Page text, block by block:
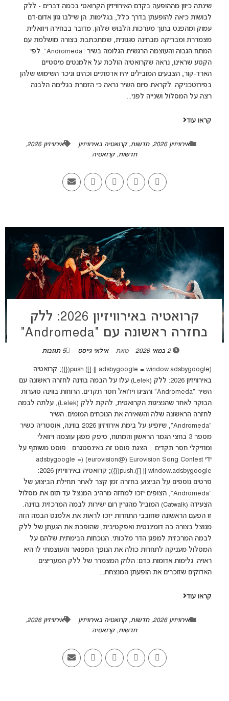
שינתה כיוון מההופעה בקדם האירוויזיון הקרואטי בכמה דברים - ללק
לבושות כיאה להופעתן בדרך כלל, בגלימות. הן שילבו גוון אדום-דם
עמוק ומהפנט בתוך מערכות הלבוש שלהן. מדובר בבחירה ויזואלית
מצמררת ומבריקה מבחינה סגנונית, שמתכתבת בצורה מושלמת עם
המתח הגבוה והעוצמה הרגשית הגלומה בשיר "Andromeda". לפי
הקטע שראינו, נראה שקרואטיה הולכת על אלמנטים מיסטיים
הארד-קור, הצבעים המובילים יהיו אדמתיים וכהים וניכר השימוש שלהן
בפירוטכניקה. לקראת סיום השיר נראה כי הזמרת בגלימה הלבנה
רצה על המסלול ושנייה לפני...
קראו עוד
אירוויזיון 2026 ,חדשות,קרואטיה באירוויזיון אירוויזיון 2026
,
חדשות,קרואטיה
קרואטיה באירוויזיון 2026: ללק
בחזרה ראשונה עם “Andromeda”
2 במאי 2026 מאת אילאי גייסט 5 תגובות
(adsbygoogle = window.adsbygoogle || []).push({}); קרואטיה
באירוויזיון 2026: ללק (Lelek) עלו על הבמה בווינה לחזרה ראשונה עם
השיר "Andromeda" והציגו ויז'ואל חסר תקדים. הרוחות בווינה סוערות
הבוקר לאחר שהנציגות הקרואטית, להקת ללק (Lelek), עלתה לבמה
לחזרה הראשונה שלה והשאירה את הנוכחים המומים. השיר
"Andromeda", שיופיע על בימת אירוויזיון 2026 בווינה, אוסטריה כשיר
מספר 3 בחצי הגמר הראשון והמתוח, סיפק מפגן עוצמה ויזואלי
ומוזיקלי חסר תקדים. הצגת פוסט זה באינסטגרם ‏‎פוסט משותף על
ידי ‏‎Eurovision Song Contest‎‏ (@‏‎eurovision‎‏)‎‏ (adsbygoogle =
window.adsbygoogle || []).push({}); קרואטיה באירוויזיון 2026:
פרטים נוספים על הביצוע בחזרה זמן קצר לאחר תחילת הביצוע של
"Andromeda", הצופים יזכו למחזה מרהיב המנצל עד תום את מסלול
הצעידה (Catwalk) המוביל מהגרין רום ישירות לבמה המרכזית בווינה.
זו הפעם הראשונה שחובבי התחרות יזכו לראות את אלמנט הבמה הזה
מנוצל בצורה כה דומיננטית ואפקטיבית, שהופכת את הגעתן של ללק
לבמה המרכזית למפגן הדר מלכותי. הנוכחות הבימתית שלהם על
המסלול מעניקה לתחרות כולה את הנופך המפואר והעוצמתי לו היא
ראויה. גלימות אדומות כדם: הלוק המצמרר של ללק המעריצים
האדוקים שזוכרים את הופעתן המנצחת...
קראו עוד
אירוויזיון 2026 ,חדשות,קרואטיה באירוויזיון אירוויזיון 2026
,
חדשות,קרואטיה